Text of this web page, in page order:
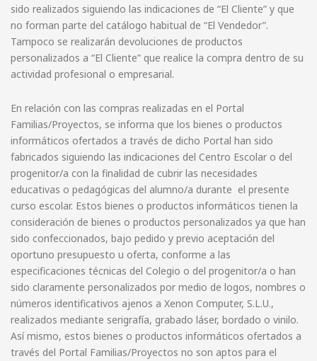
sido realizados siguiendo las indicaciones de “El Cliente” y que
no forman parte del catálogo habitual de “El Vendedor”.
Tampoco se realizarán devoluciones de productos
personalizados a “El Cliente” que realice la compra dentro de su
actividad profesional o empresarial.
En relación con las compras realizadas en el Portal
Familias/Proyectos, se informa que los bienes o productos
informáticos ofertados a través de dicho Portal han sido
fabricados siguiendo las indicaciones del Centro Escolar o del
progenitor/a con la finalidad de cubrir las necesidades
educativas o pedagógicas del alumno/a durante el presente
curso escolar. Estos bienes o productos informáticos tienen la
consideración de bienes o productos personalizados ya que han
sido confeccionados, bajo pedido y previo aceptación del
oportuno presupuesto u oferta, conforme a las
especificaciones técnicas del Colegio o del progenitor/a o han
sido claramente personalizados por medio de logos, nombres o
números identificativos ajenos a Xenon Computer, S.L.U.,
realizados mediante serigrafía, grabado láser, bordado o vinilo.
Así mismo, estos bienes o productos informáticos ofertados a
través del Portal Familias/Proyectos no son aptos para el